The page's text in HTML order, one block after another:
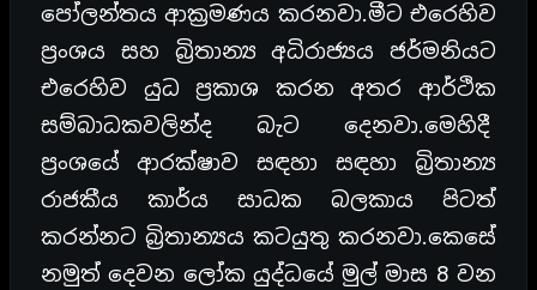
පෝලන්තය ආක්‍රමණය කරනවා.මීට එරෙහිව
ප්‍රංශය සහ බ්‍රිතාන්‍ය අධිරාජ්‍යය ජර්මනියට
එරෙහිව යුධ ප්‍රකාශ කරන අතර ආර්ථික
සම්බාධකවලින්ද බැට දෙනවා.මෙහිදී
ප්‍රංශයේ ආරක්ෂාව සඳහා සඳහා බ්‍රිතාන්‍ය
රාජකීය කාර්ය සාධක බලකාය පිටත්
කරන්නට බ්‍රිතාන්‍යය කටයුතු කරනවා.කෙසේ
නමුත් දෙවන ලෝක යුද්ධයේ මුල් මාස 8 වන